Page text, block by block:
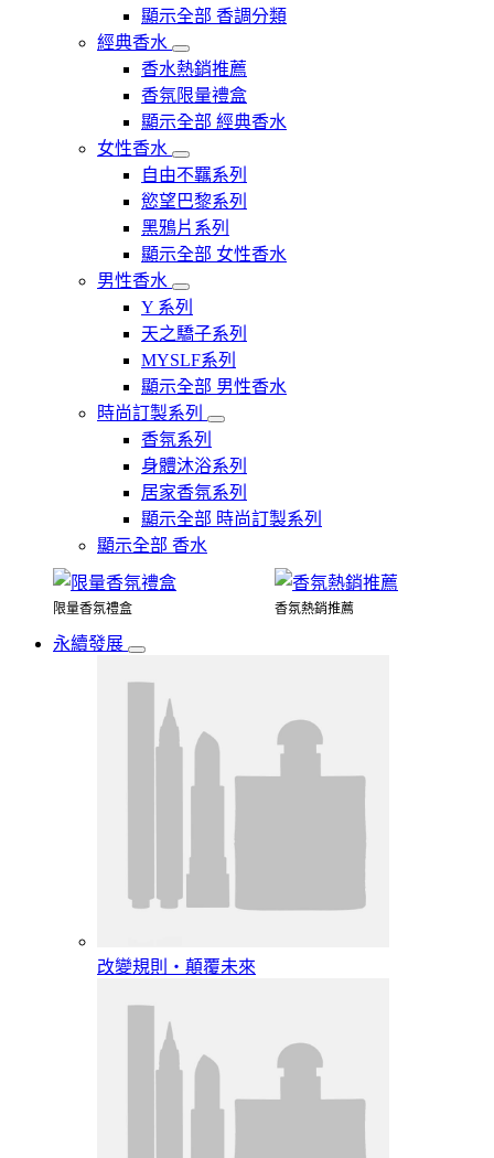
顯示全部 香調分類
經典香水
香水熱銷推薦
香氛限量禮盒
顯示全部 經典香水
女性香水
自由不羈系列
慾望巴黎系列
黑鴉片系列
顯示全部 女性香水
男性香水
Y 系列
天之驕子系列
MYSLF系列
顯示全部 男性香水
時尚訂製系列
香氛系列
身體沐浴系列
居家香氛系列
顯示全部 時尚訂製系列
顯示全部 香水
限量香氛禮盒 香氛熱銷推薦
永續發展
改變規則‧顛覆未來